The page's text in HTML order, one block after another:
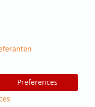
Preferences